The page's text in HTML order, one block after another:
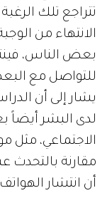
تتراجع تلك
الانتهاء من
بعض الناس،
للتواصل مع
يشار إلى أن
لدى البشر أيضاً
الاجتماعي،
مقارنة بالتحدث
أن انتشار